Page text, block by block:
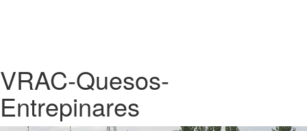
VRAC-Quesos-
Entrepinares